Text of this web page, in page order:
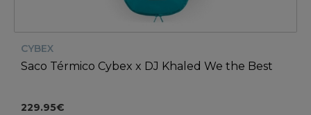
CYBEX
Saco Térmico Cybex x DJ Khaled We the Best
229.95€